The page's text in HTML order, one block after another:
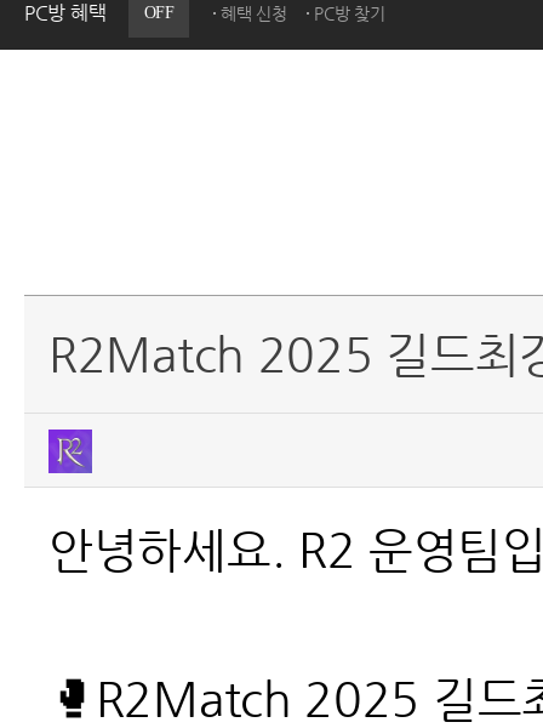
PC방 혜택 OFF 혜택 신청 PC방 찾기
R2Match 2025 길드최
안녕하세요. R2 운영팀
🥊R2Match 2025 길드